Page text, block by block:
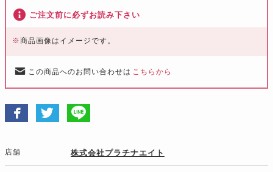
ご注文前に必ずお読み下さい
※商品画像はイメージです。
この商品へのお問い合わせは こちらから
店舗 株式会社プラチナエイト